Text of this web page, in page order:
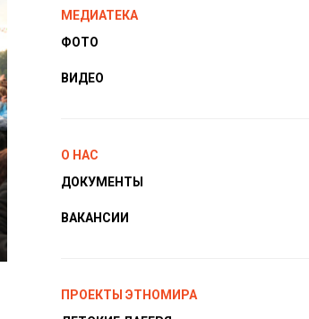
МЕДИАТЕКА
ФОТО
ВИДЕО
О НАС
ДОКУМЕНТЫ
ВАКАНСИИ
ПРОЕКТЫ ЭТНОМИРА